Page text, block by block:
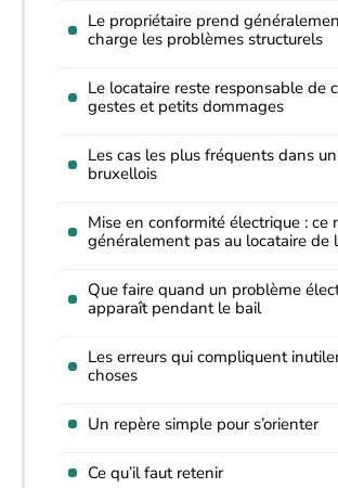
Le propriétaire prend
charge les problèmes structurels
Le locataire reste responsable de
gestes et petits dommages
Les cas les plus fréquents dans
bruxellois
Mise en conformité électrique : ce
généralement pas au locataire de
Que faire quand un problème
apparaît pendant le bail
Les erreurs qui compliquent
choses
Un repère simple pour s’orienter
Ce qu’il faut retenir